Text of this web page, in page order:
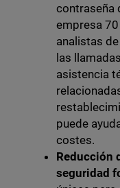
contraseña
empresa
analistas
las
asistencia
puede
costes.
Reducción
seguridad